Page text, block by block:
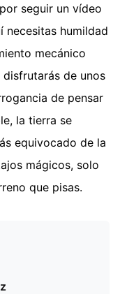
seguir un vídeo
necesitas humildad
mecánico
de unos
de pensar
la tierra se
equivocado de la
mágicos, solo
que pisas.